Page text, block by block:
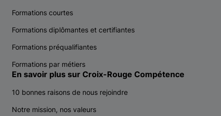
Formations courtes
Formations diplômantes et certifiantes
Formations préqualifiantes
Formations par métiers
En savoir plus sur Croix-Rouge Compétence
10 bonnes raisons de nous rejoindre
Notre mission, nos valeurs